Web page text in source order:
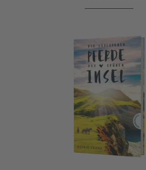
Die verlorenen Pferde der grünen Insel